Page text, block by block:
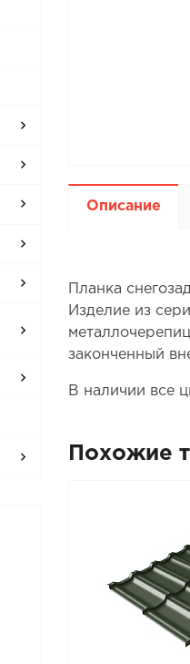
Описание
Планка
Изделие из
законченный
В наличии все
Похожие